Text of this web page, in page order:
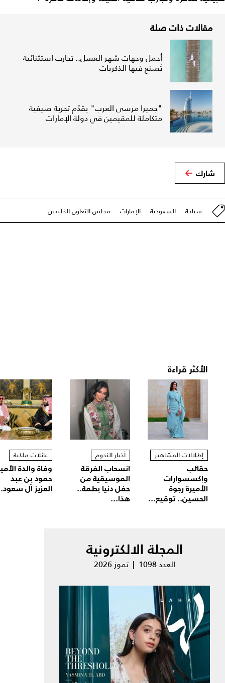
مقالات ذات صلة
أجمل وجهات شهر العسل.. تجارب استثنائية
تُصنع فيها الذكريات
"جميرا مرسى العرب" يقدّم تجربة صيفية
متكاملة للمقيمين في دولة الإمارات
شارك
سياحة السعودية الإمارات مجلس التعاون الخليجي
الأكثر قراءة
إطلالات المشاهير
حقائب
وإكسسوارات
الأميرة رجوة
الحسين.. توقيع...
أخبار النجوم
انسحاب الفرقة
الموسيقية من
حفل دنيا بطمة..
هذا...
عائلات ملكية
وفاة والدة
حمود بن عبد
العزيز آل
المجلة الالكترونية
العدد 1098 | تموز 2026